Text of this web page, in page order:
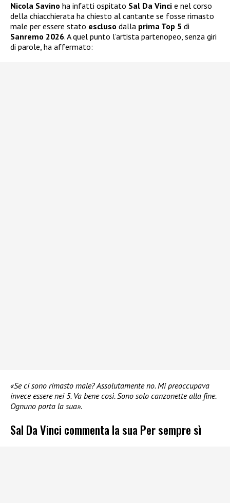
Nicola Savino ha infatti ospitato Sal Da Vinci e nel corso
della chiacchierata ha chiesto al cantante se fosse rimasto
male per essere stato escluso dalla prima Top 5 di
Sanremo 2026. A quel punto l’artista partenopeo, senza giri
di parole, ha affermato:
«Se ci sono rimasto male? Assolutamente no. Mi preoccupava
invece essere nei 5. Va bene così. Sono solo canzonette alla fine.
Ognuno porta la sua».
Sal Da Vinci commenta la sua Per sempre sì